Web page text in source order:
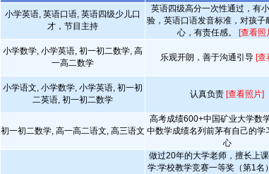
小学英语, 英语口语, 英语四级少儿口
才，节目主持
英语四级高分一次性通过，有
验，英语口语发音标准，对孩子
心，有责任感。 [查看照
小学数学, 小学英语, 初一初二数学, 高
一高二数学
乐观开朗，善于沟通引导 [查
小学语文, 小学数学, 小学英语, 初一初
二英语, 初一初二数学
认真负责 [查看照片]
初一初二数学, 高一高二语文, 高三语文
高考成绩600+中国矿业大学数
中数学成绩名列前茅有自己的学
心
做过20年的大学老师，擅长上
学:学校教学竞赛一等奖（第1名